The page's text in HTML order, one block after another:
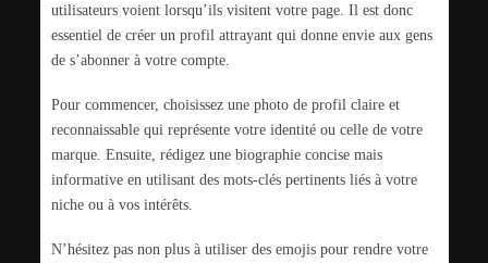
utilisateurs voient lorsqu’ils visitent votre page. Il est donc
essentiel de créer un profil attrayant qui donne envie aux gens
de s’abonner à votre compte.
Pour commencer, choisissez une photo de profil claire et
reconnaissable qui représente votre identité ou celle de votre
marque. Ensuite, rédigez une biographie concise mais
informative en utilisant des mots-clés pertinents liés à votre
niche ou à vos intérêts.
N’hésitez pas non plus à utiliser des emojis pour rendre votre